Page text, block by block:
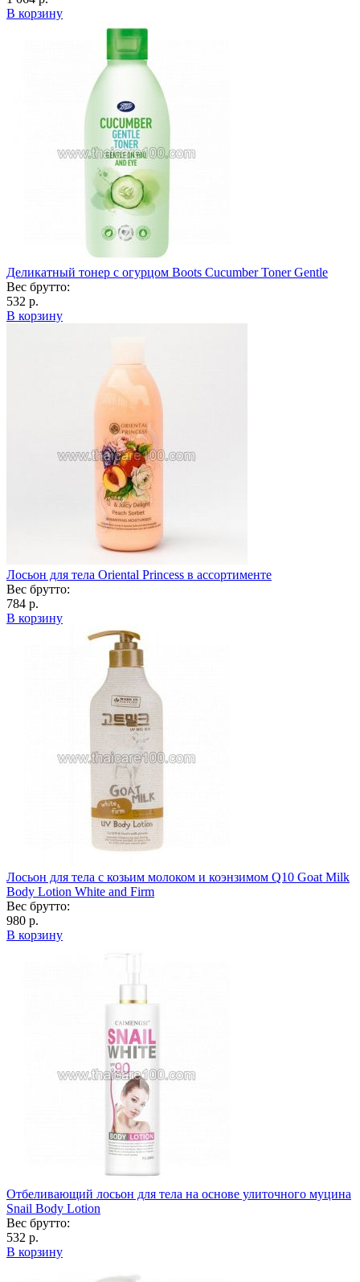
В корзину
Деликатный тонер с огурцом Boots Cucumber Toner Gentle
Вес брутто:
532 р.
В корзину
Лосьон для тела Oriental Princess в ассортименте
Вес брутто:
784 р.
В корзину
Лосьон для тела с козьим молоком и коэнзимом Q10 Goat Milk
Body Lotion White and Firm
Вес брутто:
980 р.
В корзину
Отбеливающий лосьон для тела на основе улиточного муцина
Snail Body Lotion
Вес брутто:
532 р.
В корзину